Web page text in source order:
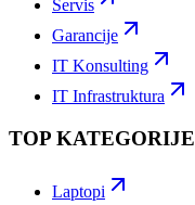
Servis
Garancije
IT Konsulting
IT Infrastruktura
TOP KATEGORIJE
Laptopi